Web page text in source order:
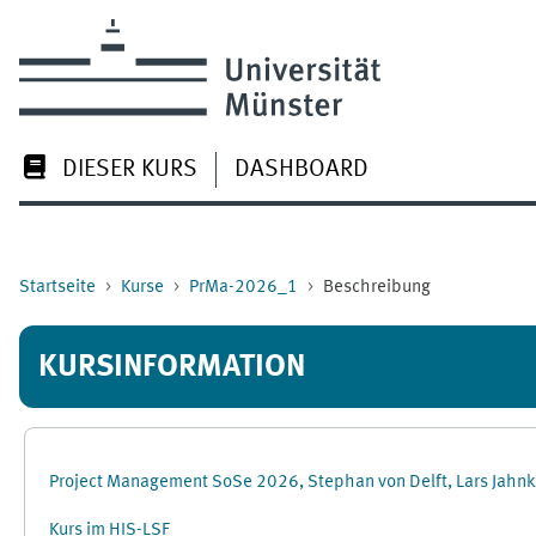
DIESER KURS DASHBOARD
Startseite Kurse PrMa-2026_1 Beschreibung
KURSINFORMATION
Project Management SoSe 2026, Stephan von Delft, Lars
Kurs im HIS-LSF